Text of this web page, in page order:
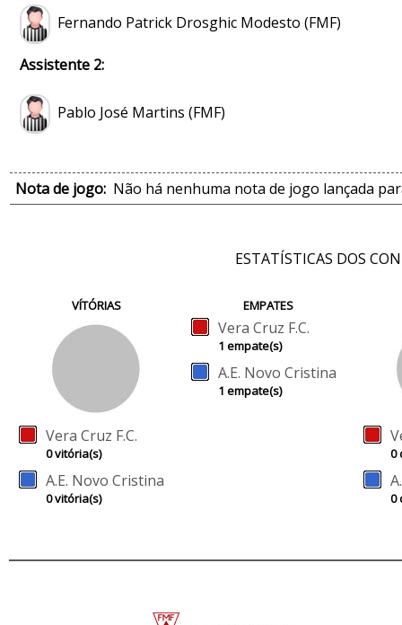
Fernando Patrick Drosghic Modesto (FMF)
Assistente 2:
Pablo José Martins (FMF)
Nota de jogo: Não há nenhuma nota de jogo lançada
ESTATÍSTICAS DOS
VÍTÓRIAS
Vera Cruz F.C.
0 vitória(s)
A.E. Novo Cristina
0 vitória(s)
EMPATES
Vera Cruz F.C.
1 empate(s)
A.E. Novo Cristina
1 empate(s)
0
0